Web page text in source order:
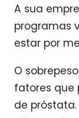
A sua
programas
estar por
O
fatores que
de